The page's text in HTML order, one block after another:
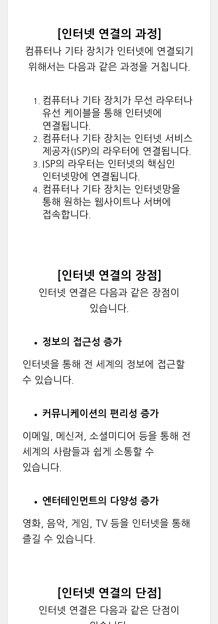
[인터넷 연결의 과정]
컴퓨터나 기타 장치가 인터넷에 연결되기
위해서는 다음과 같은 과정을 거칩니다.
컴퓨터나 기타 장치가 무선 라우터나
유선 케이블을 통해 인터넷에
연결됩니다.
컴퓨터나 기타 장치는 인터넷 서비스
제공자(ISP)의 라우터에 연결됩니다.
ISP의 라우터는 인터넷의 핵심인
인터넷망에 연결됩니다.
컴퓨터나 기타 장치는 인터넷망을
통해 원하는 웹사이트나 서버에
접속합니다.
[인터넷 연결의 장점]
인터넷 연결은 다음과 같은 장점이
있습니다.
정보의 접근성 증가
인터넷을 통해 전 세계의 정보에 접근할
수 있습니다.
커뮤니케이션의 편리성 증가
이메일, 메신저, 소셜미디어 등을 통해 전
세계의 사람들과 쉽게 소통할 수
있습니다.
엔터테인먼트의 다양성 증가
영화, 음악, 게임, TV 등을 인터넷을 통해
즐길 수 있습니다.
[인터넷 연결의 단점]
인터넷 연결은 다음과 같은 단점이